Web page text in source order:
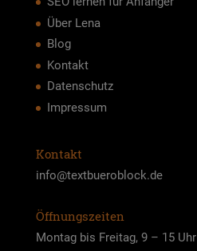
Über Lena
Blog
Kontakt
Datenschutz
Impressum
Kontakt
info@textbueroblock.de
Öffnungszeiten
Mon­tag bis Frei­tag, 9 – 15 Uhr